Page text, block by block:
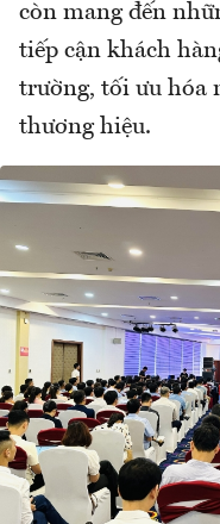
còn mang đến
tiếp cận khách
trường, tối ưu hóa
thương hiệu.